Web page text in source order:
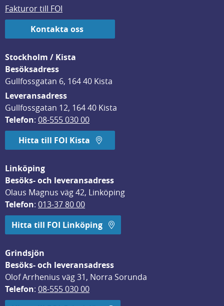
Fakturor till FOI
Kontakta oss
Stockholm / Kista
Besöksadress
Gullfossgatan 6, 164 40 Kista
Leveransadress
Gullfossgatan 12, 164 40 Kista
Telefon: 08-555 030 00
Hitta till FOI Kista
Linköping
Besöks- och leveransadress
Olaus Magnus väg 42, Linköping
Telefon: 013-37 80 00
Hitta till FOI Linköping
Grindsjön
Besöks- och leveransadress
Olof Arrhenius väg 31, Norra Sorunda
Telefon: 08-555 030 00